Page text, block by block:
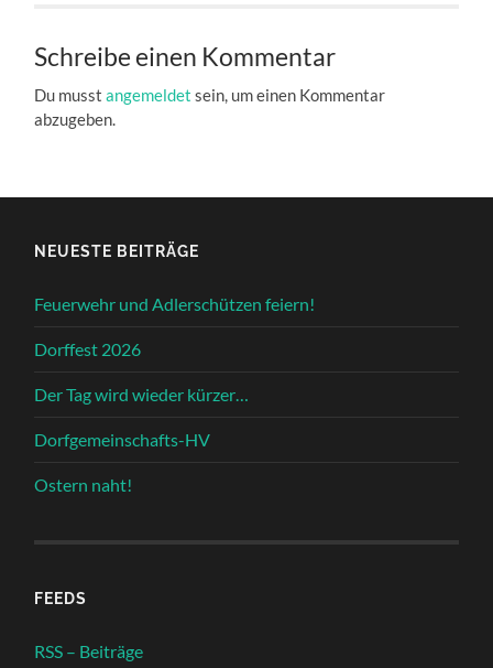
Schreibe einen Kommentar
Du musstangemeldet sein, um einen Kommentar
abzugeben.
NEUESTE BEITRÄGE
Feuerwehr und Adlerschützen feiern!
Dorffest 2026
Der Tag wird wieder kürzer…
Dorfgemeinschafts-HV
Ostern naht!
FEEDS
RSS – Beiträge